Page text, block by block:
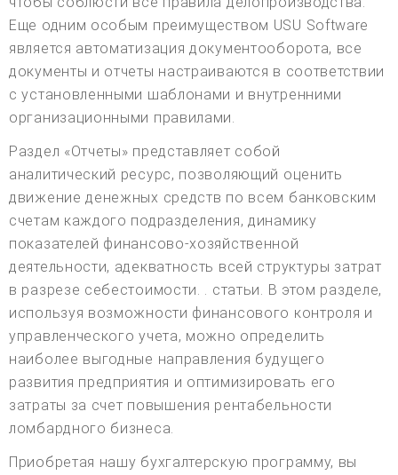
Еще одним особым преимуществом USU Software
является автоматизация документооборота, все
документы и отчеты настраиваются в соответствии
с установленными шаблонами и внутренними
организационными правилами.
Раздел «Отчеты» представляет собой
аналитический ресурс, позволяющий оценить
движение денежных средств по всем банковским
счетам каждого подразделения, динамику
показателей финансово-хозяйственной
деятельности, адекватность всей структуры затрат
в разрезе себестоимости. . статьи. В этом разделе,
используя возможности финансового контроля и
управленческого учета, можно определить
наиболее выгодные направления будущего
развития предприятия и оптимизировать его
затраты за счет повышения рентабельности
ломбардного бизнеса.
Приобретая нашу бухгалтерскую программу, вы